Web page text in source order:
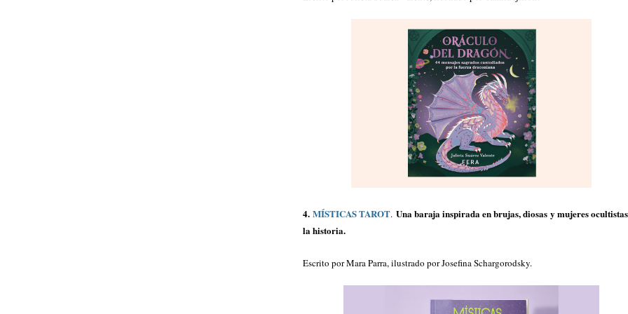
4.MÍSTICAS TAROT. Una baraja inspirada en brujas, diosas y mujeres
la historia.
Escrito por Mara Parra, ilustrado por Josefina Schargorodsky.